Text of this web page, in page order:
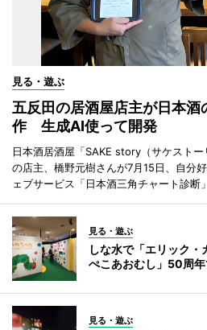
見る・遊ぶ
五反田の居酒屋店主が日本酒
作 生成AI使って開発
日本酒居酒屋「SAKE story（サケストー
の店主、橋野元樹さんが7月15日、自分
ェブサービス「日本酒三角チャート診断
見る・遊ぶ
しな水で「エリック
ぺこあおむし」50周
見る・遊ぶ